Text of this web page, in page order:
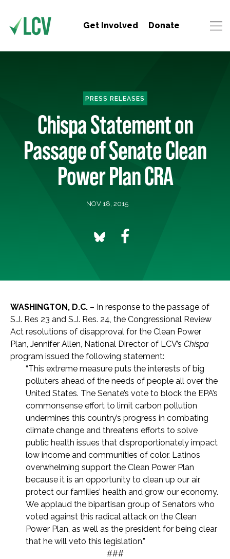
Get Involved Donate
PRESS RELEASES
Chispa Statement on
Passage of Senate Clean
Power Plan CRA
NOV 18, 2015
WASHINGTON, D.C. – In response to the passage of
S.J. Res 23 and S.J. Res. 24, the Congressional Review
Act resolutions of disapproval for the Clean Power
Plan, Jennifer Allen, National Director of LCV’s Chíspa
program issued the following statement:
“This extreme measure puts the interests of big
polluters ahead of the needs of people all over the
United States. The Senate’s vote to block the EPA’s
commonsense effort to limit carbon pollution
undermines this country’s progress in combating
climate change and threatens efforts to solve
public health issues that disproportionately impact
low income and communities of color. Latinos
overwhelming support the Clean Power Plan
because it is an opportunity to clean up our air,
protect our families’ health and grow our economy.
We applaud the bipartisan group of Senators who
voted against this radical attack on the Clean
Power Plan, as well as the president for being clear
that he will veto this legislation.”
###